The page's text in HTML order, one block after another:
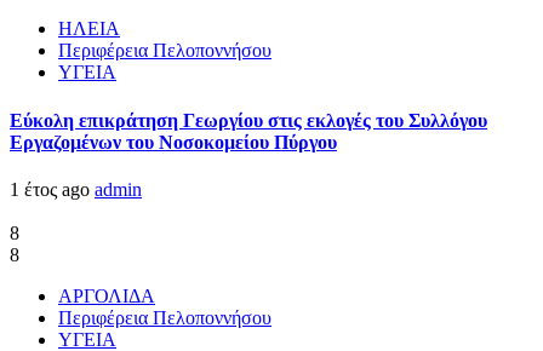
ΗΛΕΙΑ
Περιφέρεια Πελοποννήσου
ΥΓΕΙΑ
Εύκολη επικράτηση Γεωργίου στις εκλογές του Συλλόγου
Εργαζομένων του Νοσοκομείου Πύργου
1 έτος ago admin
8
8
ΑΡΓΟΛΙΔΑ
Περιφέρεια Πελοποννήσου
ΥΓΕΙΑ